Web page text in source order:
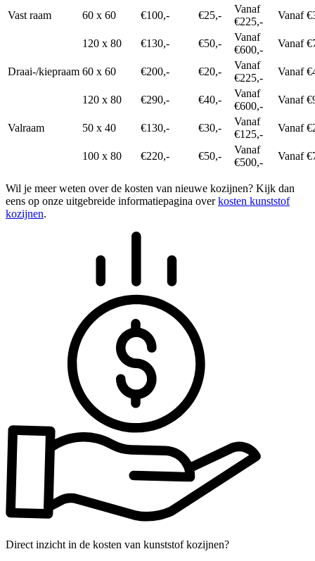
Vast raam 60 x 60 €100,- €25,-
Vanaf
€225,-
Vanaf
120 x 80 €130,- €50,-
Vanaf
€600,-
Vanaf
Draai-/kiepraam 60 x 60 €200,- €20,-
Vanaf
€225,-
Vanaf
120 x 80 €290,- €40,-
Vanaf
€600,-
Vanaf
Valraam 50 x 40 €130,- €30,-
Vanaf
€125,-
Vanaf
100 x 80 €220,- €50,-
Vanaf
€500,-
Vanaf
Wil je meer weten over de kosten van nieuwe kozijnen? Kijk dan
eens op onze uitgebreide informatiepagina overkosten kunststof
kozijnen.
Direct inzicht in de kosten van kunststof kozijnen?